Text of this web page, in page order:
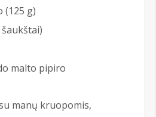
(125 g)
malto pipiro
manų kruopomis,